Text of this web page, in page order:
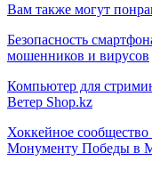
Вам также могут
Безопасность
мошенников и вирусов
Компьютер для
Ветер Shop.kz
Хоккейное
Монументу Победы в